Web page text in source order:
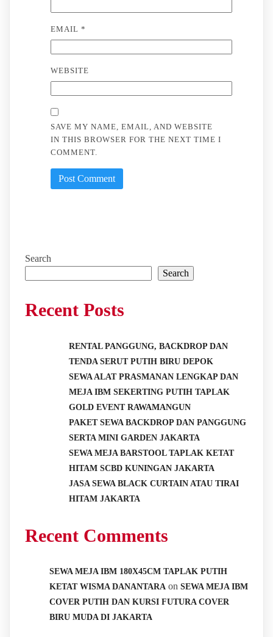
EMAIL *
WEBSITE
SAVE MY NAME, EMAIL, AND WEBSITE
IN THIS BROWSER FOR THE NEXT TIME I
COMMENT.
Search
Search
Recent Posts
RENTAL PANGGUNG, BACKDROP DAN
TENDA SERUT PUTIH BIRU DEPOK
SEWA ALAT PRASMANAN LENGKAP DAN
MEJA IBM SEKERTING PUTIH TAPLAK
GOLD EVENT RAWAMANGUN
PAKET SEWA BACKDROP DAN PANGGUNG
SERTA MINI GARDEN JAKARTA
SEWA MEJA BARSTOOL TAPLAK KETAT
HITAM SCBD KUNINGAN JAKARTA
JASA SEWA BLACK CURTAIN ATAU TIRAI
HITAM JAKARTA
Recent Comments
SEWA MEJA IBM 180X45CM TAPLAK PUTIH
KETAT WISMA DANANTARA on SEWA MEJA IBM
COVER PUTIH DAN KURSI FUTURA COVER
BIRU MUDA DI JAKARTA